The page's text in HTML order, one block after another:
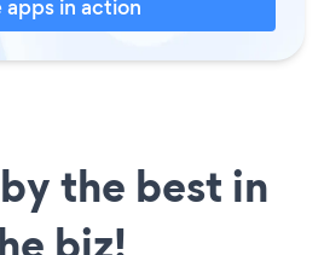
apps in action
the best in